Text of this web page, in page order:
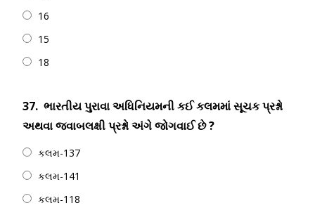
16
15
18
37. ભારતીય પુરાવા અધિનિયમની કઈ કલમમાં સૂચક પ્રશ્નો
અથવા જવાબલક્ષી પ્રશ્નો અંગે જોગવાઈ છે ?
કલમ-137
કલમ-141
કલમ-118